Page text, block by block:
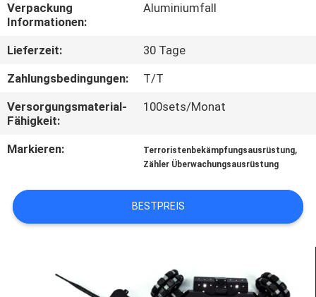
TRETEN
SIE
MIT
UNS
IN
VERBINDUNG
FORDERN
SIE EIN
SITEMAP
Verpackung
Informationen:
Aluminiumfall
Lieferzeit:
30 Tage
Zahlungsbedingungen:
T/T
Versorgungsmaterial-
Fähigkeit:
100sets/Monat
Markieren: Terroristenbekämpfungsausrüstung,
Zähler Überwachungsausrüstung
BESTPREIS